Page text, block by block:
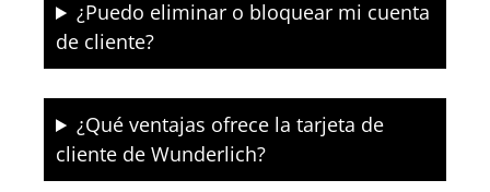
¿Puedo eliminar o bloquear mi cuenta
de cliente?
¿Qué ventajas ofrece la tarjeta de
cliente de Wunderlich?